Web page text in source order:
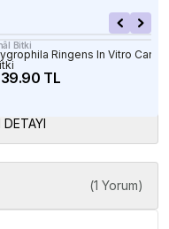
Bitki
Ringens In Vitro Canlı
TL
DETAYI
(1 Yorum)